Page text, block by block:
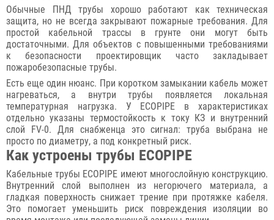
Обычные ПНД трубы хорошо работают как техническая
защита, но не всегда закрывают пожарные требования. Для
простой кабельной трассы в грунте они могут быть
достаточными. Для объектов с повышенными требованиями
к безопасности проектировщик часто закладывает
пожаробезопасные трубы.
Есть еще один нюанс. При коротком замыкании кабель может
нагреваться, а внутри трубы появляется локальная
температурная нагрузка. У ECOPIPE в характеристиках
отдельно указаны термостойкость к току КЗ и внутренний
слой FV-0. Для снабженца это сигнал: труба выбрана не
просто по диаметру, а под конкретный риск.
Как устроены трубы ECOPIPE
Кабельные трубы ECOPIPE имеют многослойную конструкцию.
Внутренний слой выполнен из негорючего материала, а
гладкая поверхность снижает трение при протяжке кабеля.
Это помогает уменьшить риск повреждения изоляции во